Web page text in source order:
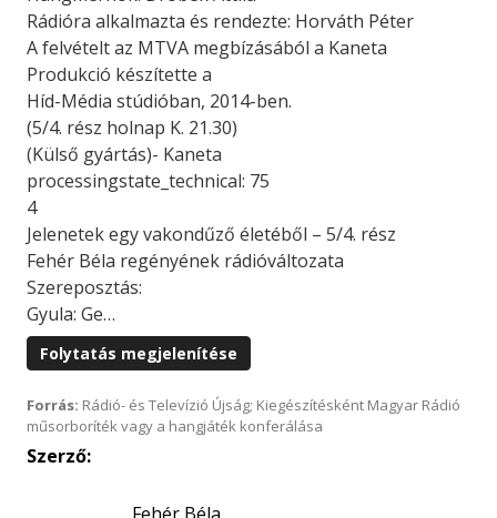
Rádióra alkalmazta és rendezte: Horváth Péter
A felvételt az MTVA megbízásából a Kaneta
Produkció készítette a
Híd-Média stúdióban, 2014-ben.
(5/4. rész holnap K. 21.30)
(Külső gyártás)- Kaneta
processingstate_technical: 75
4
Jelenetek egy vakondűző életéből – 5/4. rész
Fehér Béla regényének rádióváltozata
Szereposztás:
Gyula: Ge…
Folytatás megjelenítése
Forrás: Rádió- és Televízió Újság; Kiegészítésként Magyar Rádió
műsorboríték vagy a hangjáték konferálása
Szerző: